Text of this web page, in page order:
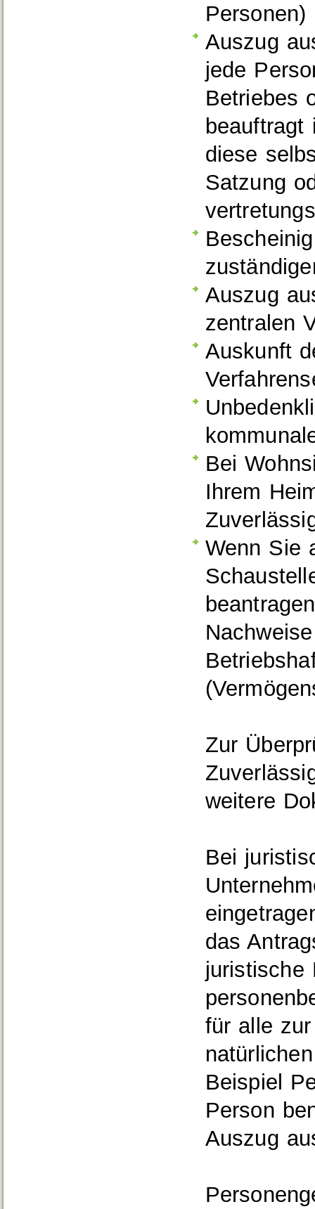
Personen)
Auszug
jede
Betriebes
beauftragt
diese
Satzung
Auszug
zentralen
Auskunft
Bei
Ihrem
Wenn Sie
Zur
weitere
Bei
das
juristische
für alle
Beispiel
Person
Auszug